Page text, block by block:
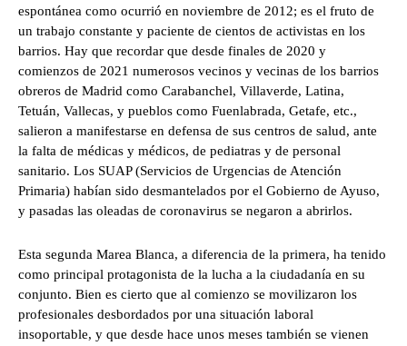
espontánea como ocurrió en noviembre de 2012; es el fruto de
un trabajo constante y paciente de cientos de activistas en los
barrios. Hay que recordar que desde finales de 2020 y
comienzos de 2021 numerosos vecinos y vecinas de los barrios
obreros de Madrid como Carabanchel, Villaverde, Latina,
Tetuán, Vallecas, y pueblos como Fuenlabrada, Getafe, etc.,
salieron a manifestarse en defensa de sus centros de salud, ante
la falta de médicas y médicos, de pediatras y de personal
sanitario. Los SUAP (Servicios de Urgencias de Atención
Primaria) habían sido desmantelados por el Gobierno de Ayuso,
y pasadas las oleadas de coronavirus se negaron a abrirlos.
Esta segunda Marea Blanca, a diferencia de la primera, ha tenido
como principal protagonista de la lucha a la ciudadanía en su
conjunto. Bien es cierto que al comienzo se movilizaron los
profesionales desbordados por una situación laboral
insoportable, y que desde hace unos meses también se vienen